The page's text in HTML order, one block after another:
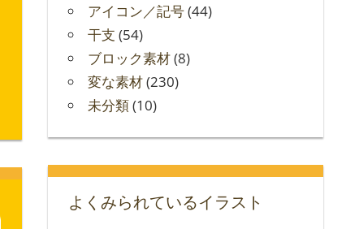
アイコン／記号(44)
干支 (54)
ブロック素材(8)
変な素材(230)
未分類(10)
よくみられているイラスト